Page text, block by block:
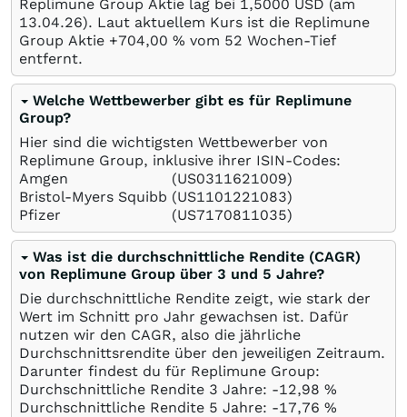
Replimune Group Aktie lag bei 1,5000 USD (am
13.04.26). Laut aktuellem Kurs ist die Replimune
Group Aktie +704,00 % vom 52 Wochen-Tief
entfernt.
Welche Wettbewerber gibt es für Replimune
Group?
Hier sind die wichtigsten Wettbewerber von
Replimune Group, inklusive ihrer ISIN-Codes:
Amgen
(US0311621009)
Bristol-Myers Squibb (US1101221083)
Pfizer
(US7170811035)
Was ist die durchschnittliche Rendite (CAGR)
von Replimune Group über 3 und 5 Jahre?
Die durchschnittliche Rendite zeigt, wie stark der
Wert im Schnitt pro Jahr gewachsen ist. Dafür
nutzen wir den CAGR, also die jährliche
Durchschnittsrendite über den jeweiligen Zeitraum.
Darunter findest du für Replimune Group:
Durchschnittliche Rendite 3 Jahre: -12,98 %
Durchschnittliche Rendite 5 Jahre: -17,76 %